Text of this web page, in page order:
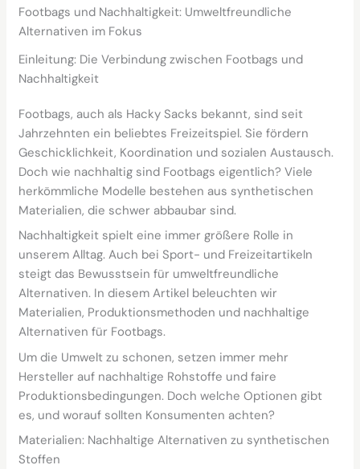
Footbags und Nachhaltigkeit: Umweltfreundliche
Alternativen im Fokus
Einleitung: Die Verbindung zwischen Footbags und
Nachhaltigkeit
Footbags, auch als Hacky Sacks bekannt, sind seit
Jahrzehnten ein beliebtes Freizeitspiel. Sie fördern
Geschicklichkeit, Koordination und sozialen Austausch.
Doch wie nachhaltig sind Footbags eigentlich? Viele
herkömmliche Modelle bestehen aus synthetischen
Materialien, die schwer abbaubar sind.
Nachhaltigkeit spielt eine immer größere Rolle in
unserem Alltag. Auch bei Sport- und Freizeitartikeln
steigt das Bewusstsein für umweltfreundliche
Alternativen. In diesem Artikel beleuchten wir
Materialien, Produktionsmethoden und nachhaltige
Alternativen für Footbags.
Um die Umwelt zu schonen, setzen immer mehr
Hersteller auf nachhaltige Rohstoffe und faire
Produktionsbedingungen. Doch welche Optionen gibt
es, und worauf sollten Konsumenten achten?
Materialien: Nachhaltige Alternativen zu synthetischen
Stoffen